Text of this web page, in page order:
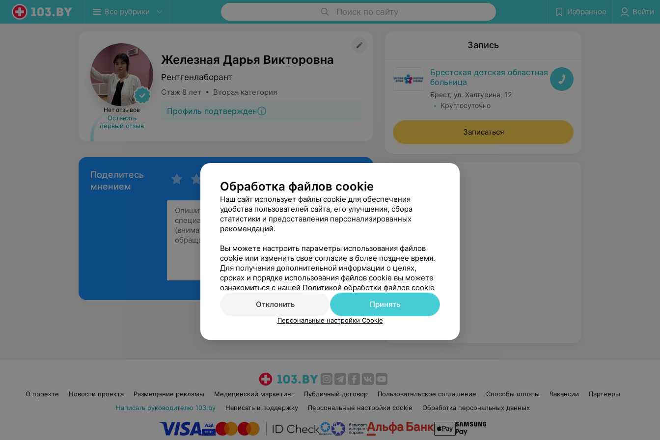
Все рубрики Поиск по сайту Избранное Войти
Нет отзывов
Оставить
первый отзыв
Железная Дарья Викторовна
Рентгенлаборант
Стаж 8 лет • Вторая категория
Профиль подтвержден
Поделитесь
мнением
Рекомендую
Запись
Брестская детская областная
больница
Брест, ул. Халтурина, 12
Круглосуточно
Записаться
О проекте Новости проекта Размещение рекламы Медицинский маркетинг Публичный договор Пользовательское соглашение Способы оплаты Вакансии
Партнеры
Написать руководителю 103.by
Написать в поддержку Персональные настройки cookie Обработка персональных данных
Обработка файлов cookie
Наш сайт использует файлы cookie для обеспечения
удобства пользователей сайта, его улучшения, сбора
статистики и предоставления персонализированных
рекомендаций.
Вы можете настроить параметры использования файлов
cookie или изменить свое согласие в более позднее время.
Для получения дополнительной информации о целях,
сроках и порядке использования файлов cookie вы можете
ознакомиться с нашей Политикой обработки файлов cookie
Отклонить
Принять
Персональные настройки Cookie